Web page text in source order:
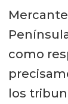
como
los